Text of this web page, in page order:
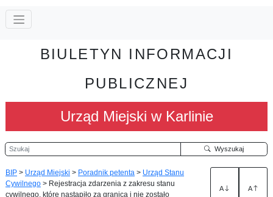
BIULETYN INFORMACJI
PUBLICZNEJ
Urząd Miejski w Karlinie
Szukaj Wyszukaj
BIP > Urząd Miejski > Poradnik petenta > Urząd Stanu
Cywilnego > Rejestracja zdarzenia z zakresu stanu
cywilnego, które nastąpiło za granicą i nie zostało
A A